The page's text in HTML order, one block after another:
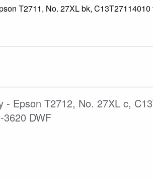
T2711, No. 27XL bk, C13T27114010
- Epson T2712, No. 27XL c,
DWF